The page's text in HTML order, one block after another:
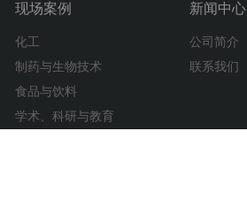
现场案例
化工
制药与生物技术
食品与饮料
学术、科研与教育
新闻中心
公司简介
联系我们